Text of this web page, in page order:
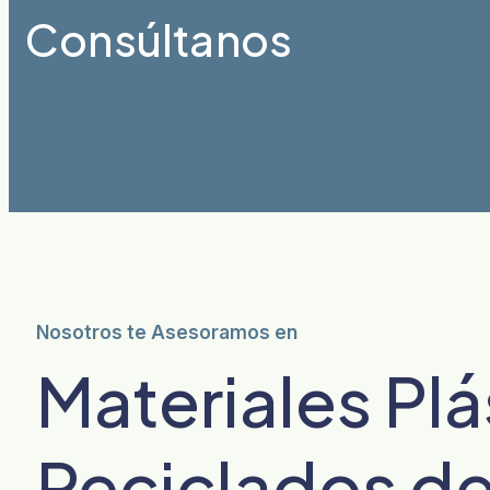
Consúltanos
Nosotros te Asesoramos en
Materiales